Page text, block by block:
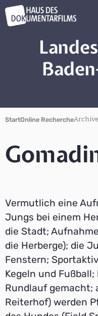
StartOnline Recherche
Vermutlich eine
Jungs bei einem
die Stadt;
die Herberge); die
Fenstern;
Kegeln und
Rundlauf gemacht;
Reiterhof) werden